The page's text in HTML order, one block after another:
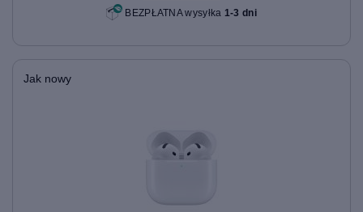
BEZPŁATNA wysyłka 1-3 dni
Jak nowy